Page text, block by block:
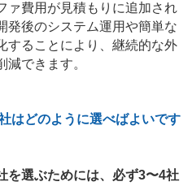
ァ費用が見積もりに追加され
発後のシステム運用や簡単な
することにより、継続的な外
できます。
はどのように選べばよいです
を選ぶためには、必ず3〜4社